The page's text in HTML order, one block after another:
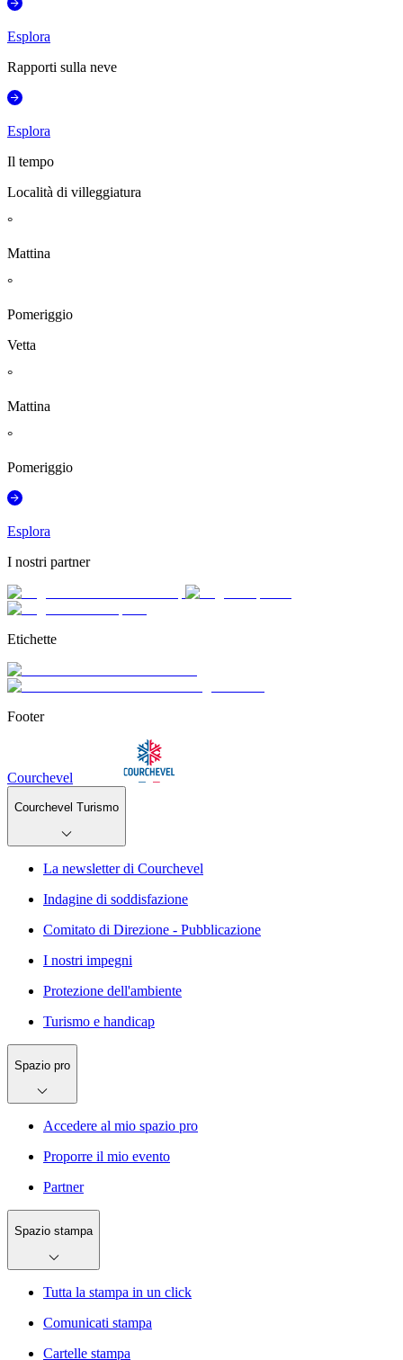
Esplora
Rapporti sulla neve
Esplora
Il tempo
Località di villeggiatura
°
Mattina
°
Pomeriggio
Vetta
°
Mattina
°
Pomeriggio
Esplora
I nostri partner
Etichette
Footer
Courchevel
Courchevel Turismo
La newsletter di Courchevel
Indagine di soddisfazione
Comitato di Direzione - Pubblicazione
I nostri impegni
Protezione dell'ambiente
Turismo e handicap
Spazio pro
Accedere al mio spazio pro
Proporre il mio evento
Partner
Spazio stampa
Tutta la stampa in un click
Comunicati stampa
Cartelle stampa